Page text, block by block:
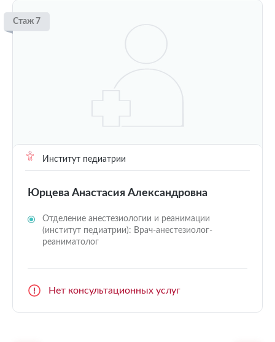
Стаж 7
Институт педиатрии
Юрцева Анастасия Александровна
Отделение анестезиологии и реанимации
(институт педиатрии): Врач-анестезиолог-
реаниматолог
Нет консультационных услуг